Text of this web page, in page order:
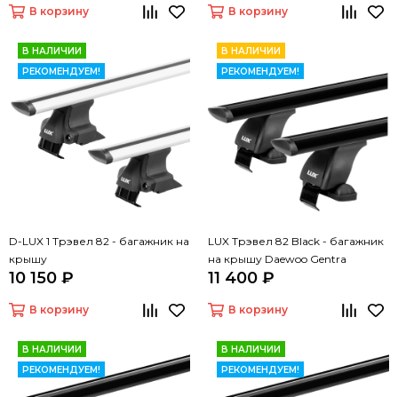
В корзину В корзину
В НАЛИЧИИ
РЕКОМЕНДУЕМ!
D-LUX 1 Трэвел 82 - багажник на
крышу
10 150 ₽
В корзину
В НАЛИЧИИ
РЕКОМЕНДУЕМ!
LUX Трэвел 82 Black - багажник
на крышу Daewoo Gentra
11 400 ₽
В корзину
В НАЛИЧИИ
РЕКОМЕНДУЕМ!
В НАЛИЧИИ
РЕКОМЕНДУЕМ!